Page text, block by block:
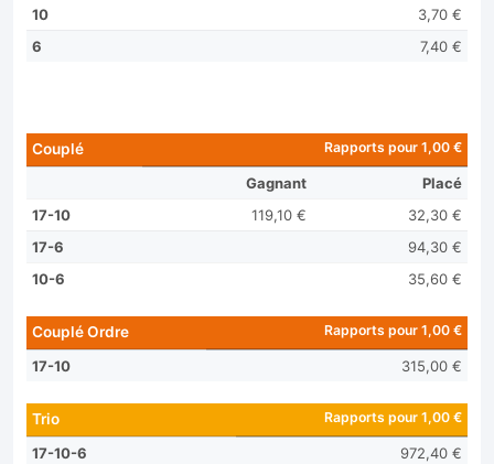
10
3,70 €
6
7,40 €
Couplé Rapports pour 1,00 €
Gagnant
Placé
17-10
119,10 €
32,30 €
17-6
94,30 €
10-6
35,60 €
Couplé Ordre Rapports pour 1,00 €
17-10 315,00 €
Trio Rapports pour 1,00 €
17-10-6 972,40 €